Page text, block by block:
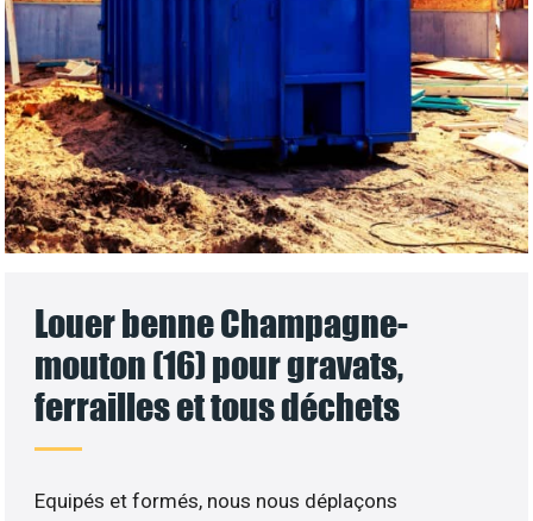
Louer benne Champagne-
mouton (16) pour gravats,
ferrailles et tous déchets
Equipés et formés, nous nous déplaçons